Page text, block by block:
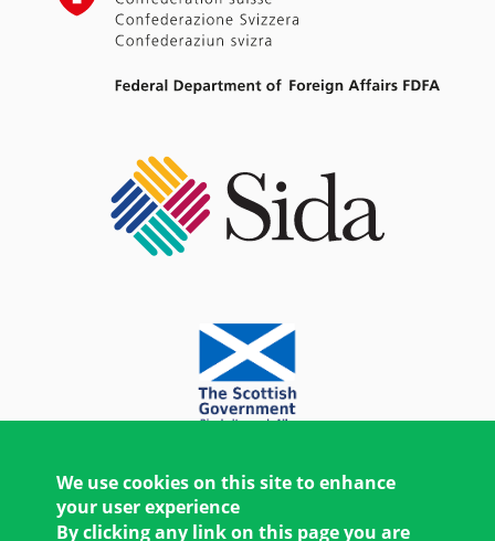
We use cookies on this site to enhance
your user experience
By clicking any link on this page you are